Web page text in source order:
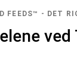
FEEDS™ - DET
ved